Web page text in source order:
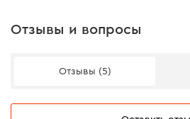
Отзывы и вопросы
Отзывы (5)